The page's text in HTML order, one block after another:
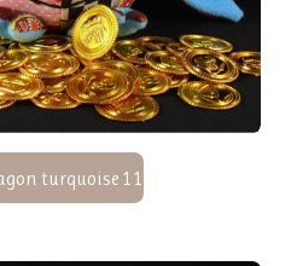
turquoise 11